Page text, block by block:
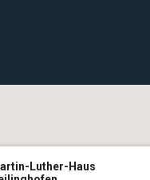
Luther-Haus